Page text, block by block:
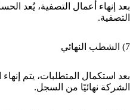
بعد إنهاء أعمال التصفية، يُعد
التصفية.
7) الشطب النهائي
بعد استكمال المتطلبات، يتم
الشركة نهائيًا من السجل.